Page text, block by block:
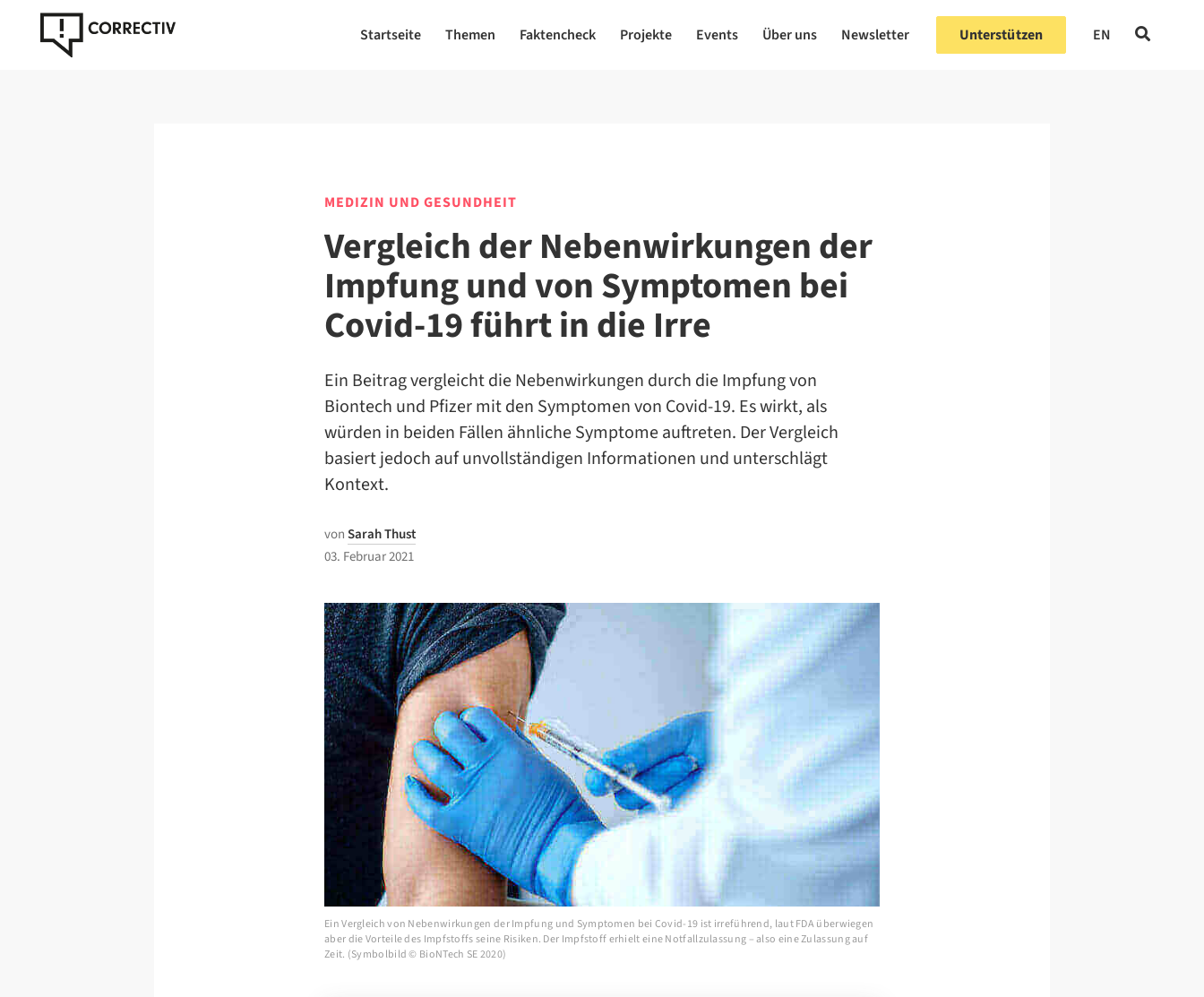
Startseite Themen Faktencheck Projekte Events Über uns Newsletter Unterstützen EN
MEDIZIN UND GESUNDHEIT
Vergleich der Nebenwirkungen der
Impfung und von Symptomen bei
Covid-19 führt in die Irre
Ein Beitrag vergleicht die Nebenwirkungen durch die Impfung von
Biontech und Pfizer mit den Symptomen von Covid-19. Es wirkt, als
würden in beiden Fällen ähnliche Symptome auftreten. Der Vergleich
basiert jedoch auf unvollständigen Informationen und unterschlägt
Kontext.
vonSarah Thust
03. Februar 2021
Ein Vergleich von Nebenwirkungen der Impfung und Symptomen bei Covid-19 ist irreführend, laut FDA überwiegen
aber die Vorteile des Impfstoffs seine Risiken. Der Impfstoff erhielt eine Notfallzulassung – also eine Zulassung auf
Zeit. (Symbolbild © BioNTech SE 2020)